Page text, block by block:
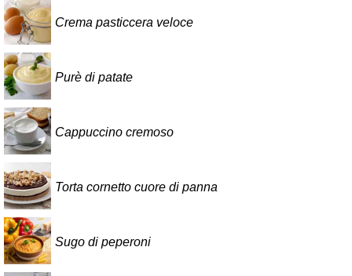
Crema pasticcera veloce
Purè di patate
Cappuccino cremoso
Torta cornetto cuore di panna
Sugo di peperoni